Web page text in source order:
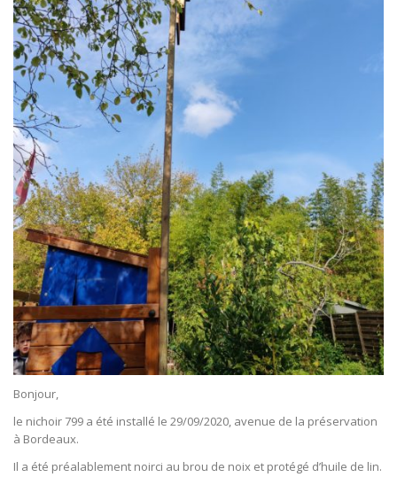
Bonjour,
le nichoir 799 a été installé le 29/09/2020, avenue de la préservation
à Bordeaux.
Il a été préalablement noirci au brou de noix et protégé d’huile de lin.